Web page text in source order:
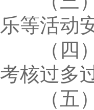
乐等活动
（四）
考核过多
（五）